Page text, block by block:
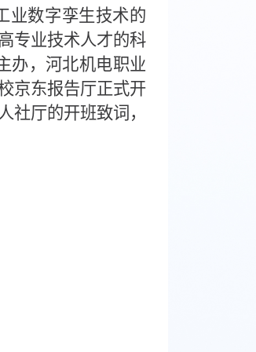
业数字孪生技术的
专业技术人才的科
办，河北机电职业
京东报告厅正式开
社厅的开班致词，